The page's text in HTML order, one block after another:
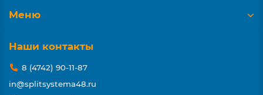
Меню
Наши контакты
8 (4742) 90-11-87
in@splitsystema48.ru